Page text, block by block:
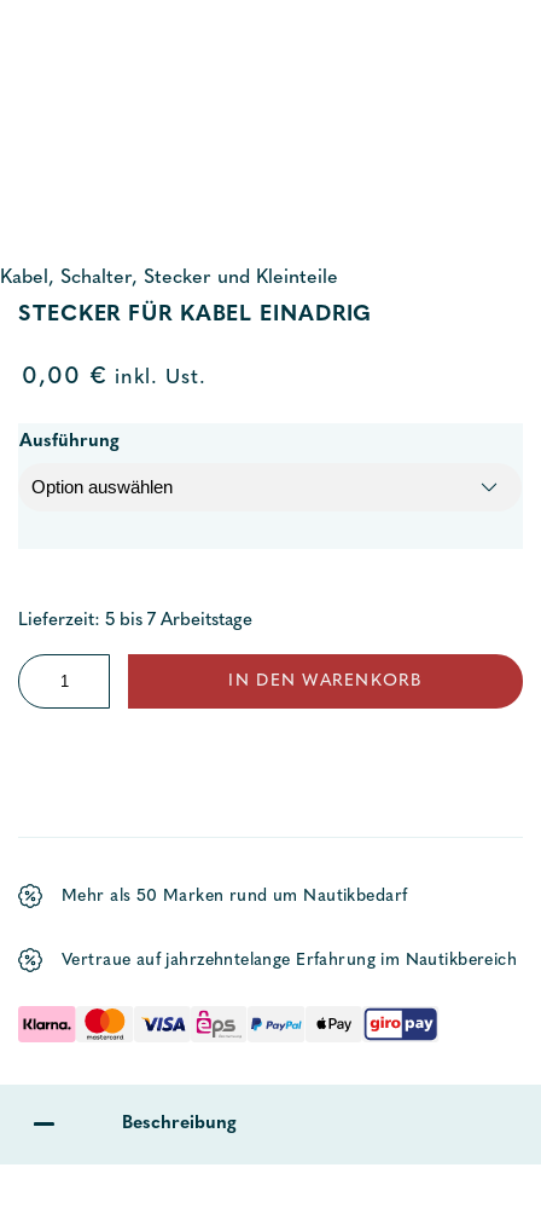
Kabel, Schalter, Stecker und Kleinteile
STECKER FÜR KABEL EINADRIG
0,00 € inkl. Ust.
Ausführung
Lieferzeit: 5 bis 7 Arbeitstage
Stecker
für
IN DEN WARENKORB
Mehr als 50 Marken rund um Nautikbedarf
Vertraue auf jahrzehntelange Erfahrung im Nautikbereich
Beschreibung